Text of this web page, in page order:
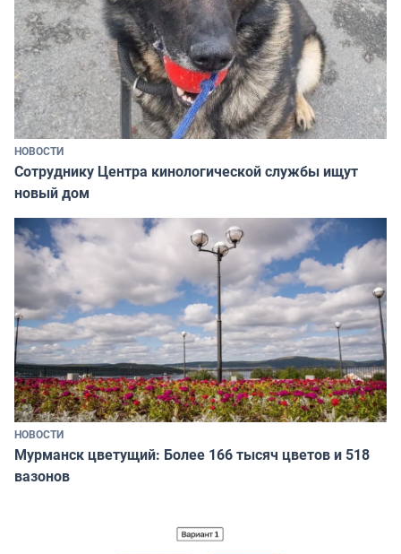
НОВОСТИ
Сотруднику Центра кинологической службы ищут
новый дом
НОВОСТИ
Мурманск цветущий: Более 166 тысяч цветов и 518
вазонов